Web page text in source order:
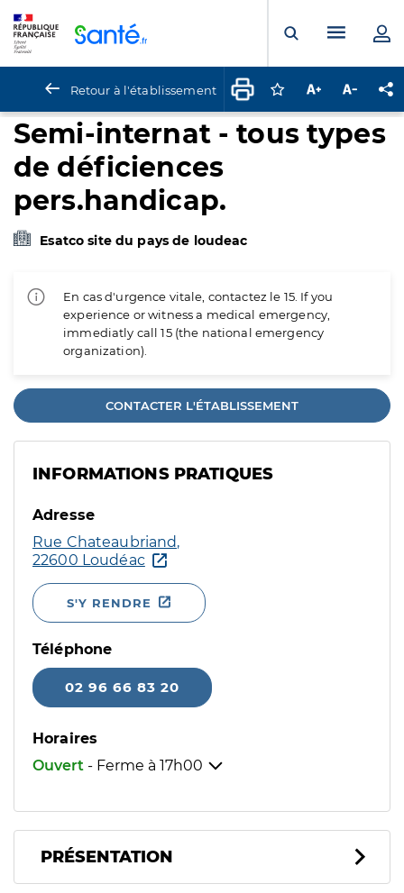
Ouvrir laMenu
Retour à l'établissement Connectez-vous
Augmenter la
Semi-internat - tous types
de déficiences
pers.handicap.
Esatco site du pays de loudeac
En cas d'urgence vitale, contactez le 15. If you
experience or witness a medical emergency,
immediatly call 15 (the national emergency
organization).
CONTACTER L'ÉTABLISSEMENT
INFORMATIONS PRATIQUES
Adresse
Rue Chateaubriand,
22600 Loudéac
S'Y RENDRE
Téléphone
02 96 66 83 20
Horaires
Ouvert - Ferme à 17h00
PRÉSENTATION